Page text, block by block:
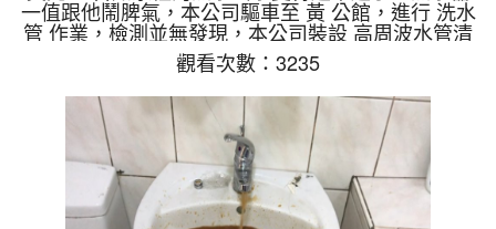
一值跟他鬧脾氣，本公司驅車至 黃 公館，進行 洗水
管 作業，檢測並無發現，本公司裝設 高周波水管清
洗機，灌入 檸檬酸 至水管，等了約15分，開啟 水管
清洗機 ，啟動 螺旋波 模式，一洗水管就流出黃色果
汁，越洗就越髒，兩個多小時後，熱水的水量恢復，
熱水器正常動作了。 如是自來水，如水管老化，會
產生鐵鏽跟泥沙堆積，洗出來的水就會是咖啡色，地
下水含有氧化錳，管壁上會結成黑色管垢，洗出來的
水會跟石油一樣黑，有些洗出綠色的水，是因為裡面
有銅的物質，生鏽產...
觀看次數：3235